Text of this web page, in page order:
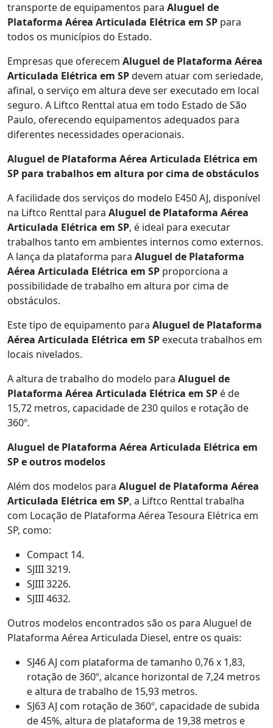
transporte de equipamentos para Aluguel de
Plataforma Aérea Articulada Elétrica em SP para
todos os municípios do Estado.
Empresas que oferecem Aluguel de Plataforma Aérea
Articulada Elétrica em SPdevem atuar com seriedade,
afinal, o serviço em altura deve ser executado em local
seguro. A Liftco Renttal atua em todo Estado de São
Paulo, oferecendo equipamentos adequados para
diferentes necessidades operacionais.
Aluguel de Plataforma Aérea Articulada Elétrica em
SP para trabalhos em altura por cima de obstáculos
A facilidade dos serviços do modelo E450 AJ, disponível
na Liftco Renttal para Aluguel de Plataforma Aérea
Articulada Elétrica em SP, é ideal para executar
trabalhos tanto em ambientes internos como externos.
A lança da plataforma para Aluguel de Plataforma
Aérea Articulada Elétrica em SP proporciona a
possibilidade de trabalho em altura por cima de
obstáculos.
Este tipo de equipamento para Aluguel de Plataforma
Aérea Articulada Elétrica em SP executa trabalhos em
locais nivelados.
A altura de trabalho do modelo para Aluguel de
Plataforma Aérea Articulada Elétrica em SP é de
15,72 metros, capacidade de 230 quilos e rotação de
360º.
Aluguel de Plataforma Aérea Articulada Elétrica em
SP e outros modelos
Além dos modelos para Aluguel de Plataforma Aérea
Articulada Elétrica em SP, a Liftco Renttal trabalha
com Locação de Plataforma Aérea Tesoura Elétrica em
SP, como:
Compact 14.
SJIII 3219.
SJIII 3226.
SJIII 4632.
Outros modelos encontrados são os para Aluguel de
Plataforma Aérea Articulada Diesel, entre os quais:
SJ46 AJ com plataforma de tamanho 0,76 x 1,83,
rotação de 360º, alcance horizontal de 7,24 metros
e altura de trabalho de 15,93 metros.
SJ63 AJ com rotação de 360º, capacidade de subida
de 45%, altura de plataforma de 19,38 metros e